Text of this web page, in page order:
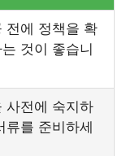
전에 정책을 확
것이 좋습니
사전에 숙지하
류를 준비하세